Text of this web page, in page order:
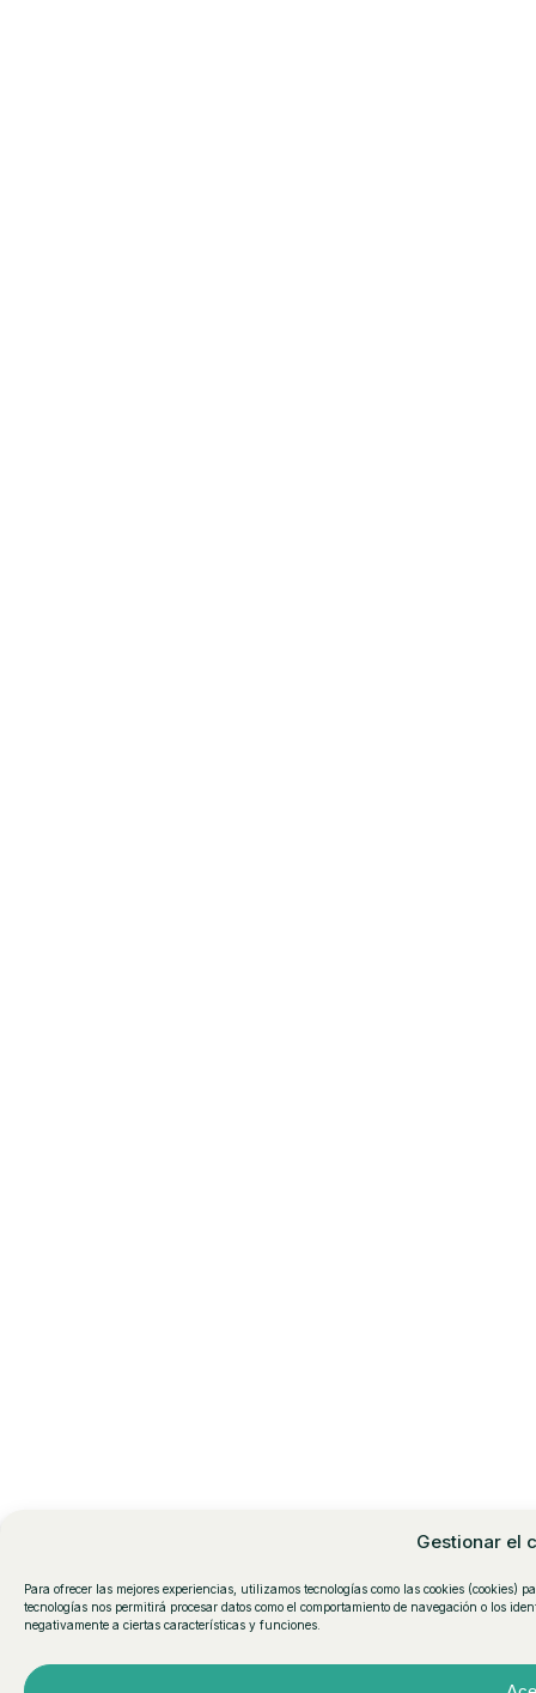
Gestionar el
Para ofrecer las mejores experiencias, utilizamos tecnologías como las cookies
tecnologías nos permitirá procesar datos como el comportamiento de navegación o los
negativamente a ciertas características y funciones.